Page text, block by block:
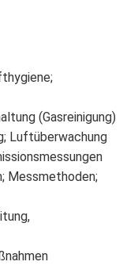
(Gasreinigung)
Luftüberwachung
Messmethoden;